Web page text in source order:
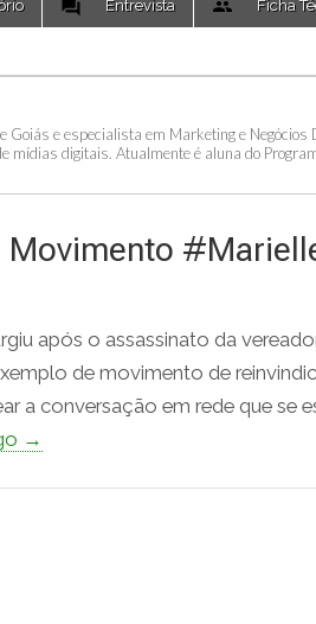
Entrevista Ficha
e especialista em Marketing e Negócios
mídias digitais. Atualmente é aluna do
após o assassinato da
de movimento de
a conversação em rede que se
→